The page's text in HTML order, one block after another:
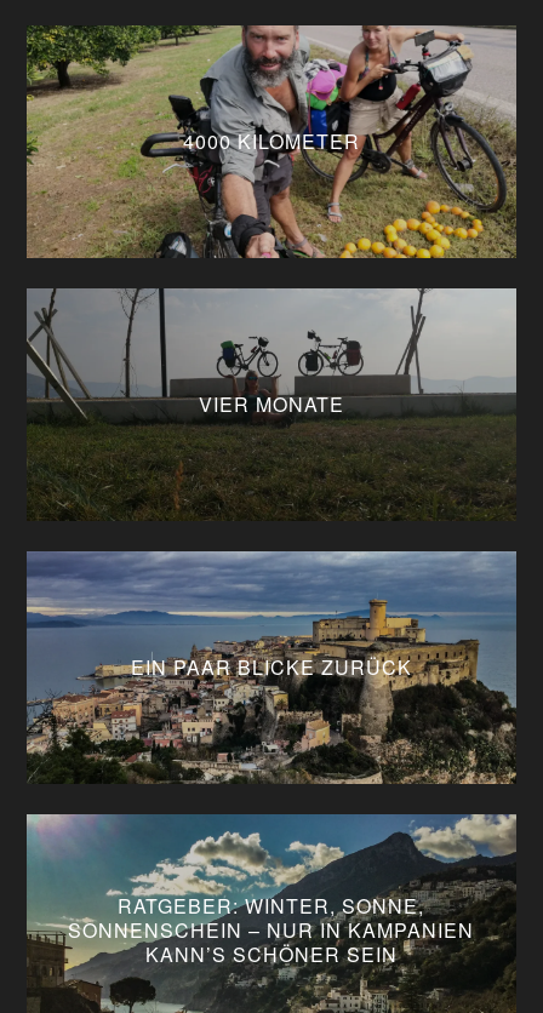
4000 KILOMETER
VIER MONATE
EIN PAAR BLICKE ZURÜCK
RATGEBER: WINTER, SONNE,
SONNENSCHEIN – NUR IN KAMPANIEN
KANN’S SCHÖNER SEIN